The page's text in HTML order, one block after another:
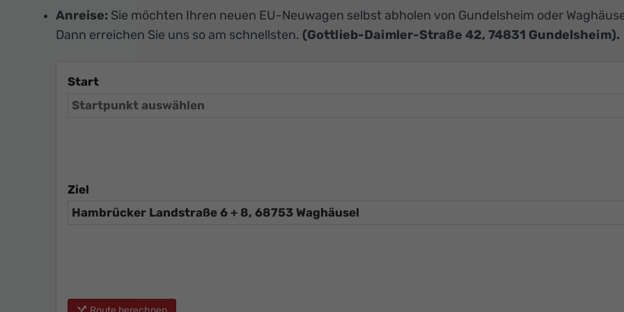
Anreise: Sie möchten Ihren neuen EU-Neuwagen selbst abholen von Gundelsheim oder
Dann erreichen Sie uns so am schnellsten. (Gottlieb-Daimler-Straße 42, 74831 Gundelsheim).
Start
Ziel